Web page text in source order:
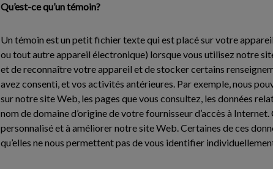
Qu’est-ce qu’un témoin?
Un témoin est un petit fichier texte qui est placé sur votre
ou tout autre appareil électronique) lorsque vous utilisez notre
et de reconnaître votre appareil et de stocker certains
avez consenti, et vos activités antérieures. Par exemple, nous
sur notre site Web, les pages que vous consultez, les données
nom de domaine d’origine de votre fournisseur d’accès à
personnalisé et à améliorer notre site Web. Certaines de ces
qu’elles ne nous permettent pas de vous identifier